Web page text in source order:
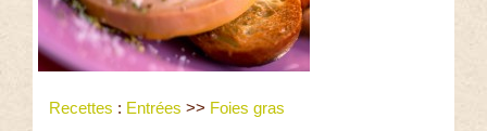
Recettes : Entrées >> Foies gras